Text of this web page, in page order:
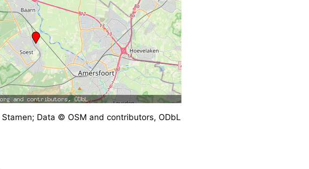
Data © OSM and contributors, ODbL